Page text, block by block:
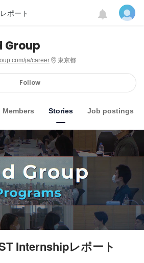
ポート
Group
ja/career 東京都
Follow
Members Stories Job postings
Internshipレポート